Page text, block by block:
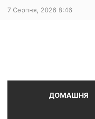
7 Серпня, 2026 8:46
ДОМАШНЯ